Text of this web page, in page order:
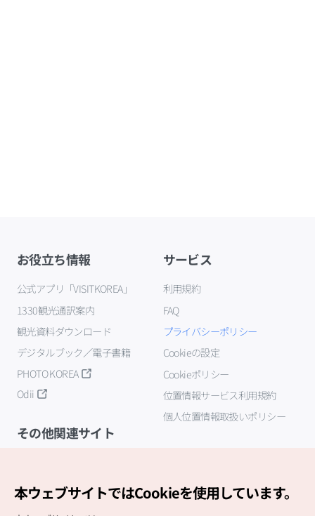
お役立ち情報
公式アプリ「VISITKOREA」
1330観光通訳案内
観光資料ダウンロード
デジタルブック／電子書籍
PHOTO KOREA
Odii
サービス
利用規約
FAQ
プライバシーポリシー
Cookieの設定
Cookieポリシー
位置情報サービス利用規約
個人位置情報取扱いポリシー
その他関連サイト
本ウェブサイトではCookieを使用しています。